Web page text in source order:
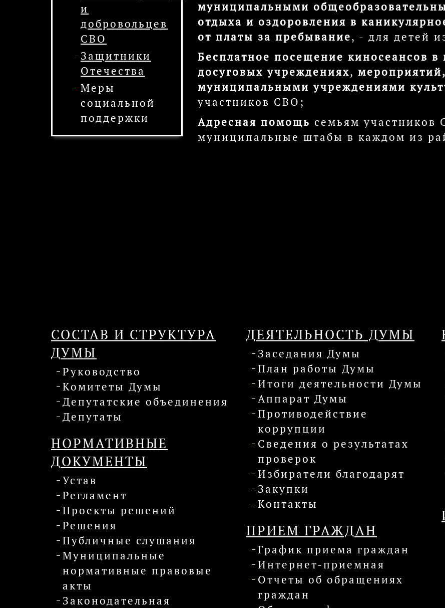
и
добровольцев
СВО
Защитники
Отечества
Меры
социальной
поддержки
муниципальными
отдыха и оздоровления в
от платы за пребывание, - для детей
Бесплатное посещение киносеансов
досуговых учреждениях,
муниципальными учреждениями
участников СВО;
Адресная помощь семьям участников
муниципальные штабы в каждом из
СОСТАВ И СТРУКТУРА
ДУМЫ
Руководство
Комитеты Думы
Депутатские объединения
Депутаты
НОРМАТИВНЫЕ
ДОКУМЕНТЫ
Устав
Регламент
Проекты решений
Решения
Публичные слушания
Муниципальные
нормативные правовые
акты
Законодательная
ДЕЯТЕЛЬНОСТЬ ДУМЫ
Заседания Думы
План работы Думы
Итоги деятельности Думы
Аппарат Думы
Противодействие
коррупции
Сведения о результатах
проверок
Избиратели благодарят
Закупки
Контакты
ПРИЕМ ГРАЖДАН
График приема граждан
Интернет-приемная
Отчеты об обращениях
граждан